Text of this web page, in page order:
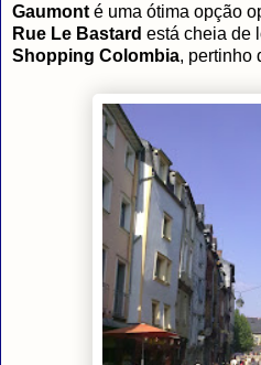
Gaumont é uma ótima opção
Rue Le Bastard está cheia de
Shopping Colombia, pertinho